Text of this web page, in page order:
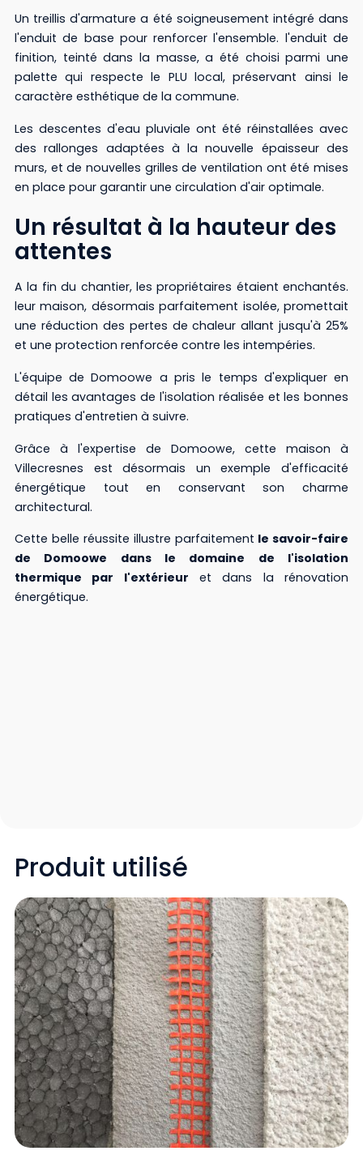
Un treillis d'armature a été soigneusement intégré dans
l'enduit de base pour renforcer l'ensemble. l'enduit de
finition, teinté dans la masse, a été choisi parmi une
palette qui respecte le PLU local, préservant ainsi le
caractère esthétique de la commune.
Les descentes d'eau pluviale ont été réinstallées avec
des rallonges adaptées à la nouvelle épaisseur des
murs, et de nouvelles grilles de ventilation ont été mises
en place pour garantir une circulation d'air optimale.
Un résultat à la hauteur des
attentes
A la fin du chantier, les propriétaires étaient enchantés.
leur maison, désormais parfaitement isolée, promettait
une réduction des pertes de chaleur allant jusqu'à 25%
et une protection renforcée contre les intempéries.
L'équipe de Domoowe a pris le temps d'expliquer en
détail les avantages de l'isolation réalisée et les bonnes
pratiques d'entretien à suivre.
Grâce à l'expertise de Domoowe, cette maison à
Villecresnes est désormais un exemple d'efficacité
énergétique tout en conservant son charme
architectural.
Cette belle réussite illustre parfaitement le savoir-faire
de Domoowe dans le domaine de l'isolation
thermique par l'extérieur et dans la rénovation
énergétique.
Produit utilisé